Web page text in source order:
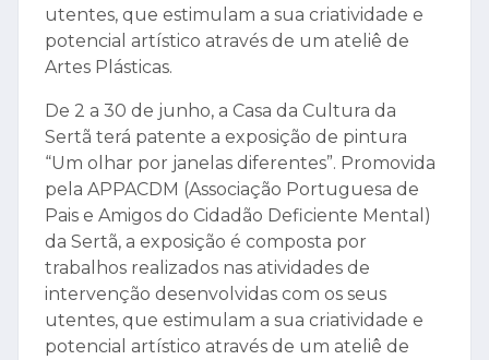
da Sertã, a exposição é composta por
trabalhos realizados nas atividades de
intervenção desenvolvidas com os seus
potencial artístico através de um ateliê de
Artes Plásticas.
Além dos trabalhos individuais e coletivos,
fruto do imaginário dos autores, a exposição
contempla também reproduções de obras
de grandes artistas, tais como Edgar Degas,
René Magritte, Frida Kahlo, Leonardo da Vinci,
Henri Matisse, Gustav Klimt, Georges Seurat,
Edvard Munch, Édouard Manet, Roy